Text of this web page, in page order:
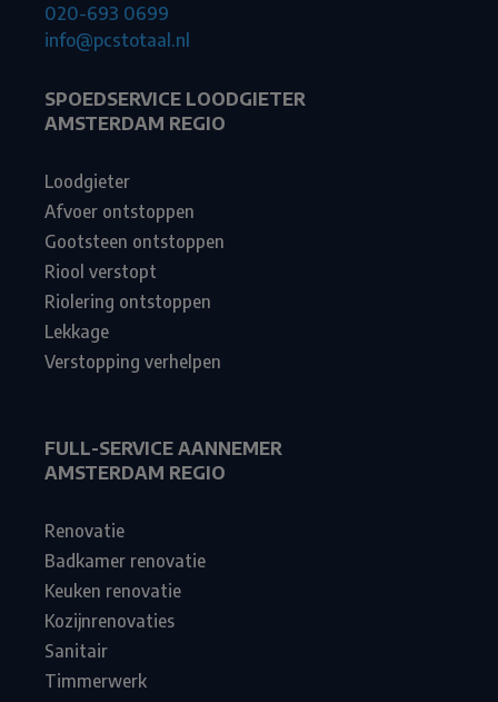
020-693 0699
info@pcstotaal.nl
SPOEDSERVICE LOODGIETER
AMSTERDAM REGIO
Loodgieter
Afvoer ontstoppen
Gootsteen ontstoppen
Riool verstopt
Riolering ontstoppen
Lekkage
Verstopping verhelpen
FULL-SERVICE AANNEMER
AMSTERDAM REGIO
Renovatie
Badkamer renovatie
Keuken renovatie
Kozijnrenovaties
Sanitair
Timmerwerk